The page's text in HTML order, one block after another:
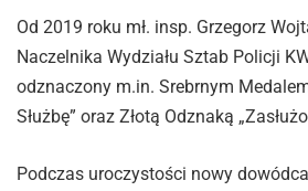
Od 2019 roku mł. insp. Grzegorz
Naczelnika Wydziału Sztab Policji
odznaczony m.in. Srebrnym
Służbę” oraz Złotą Odznaką
Podczas uroczystości nowy